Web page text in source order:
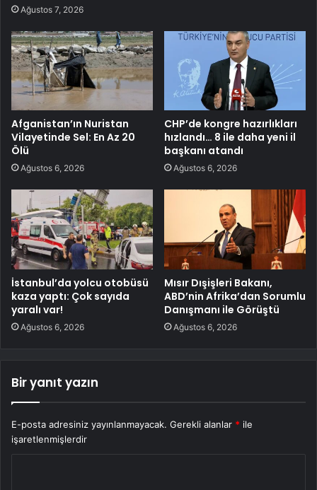
Ağustos 7, 2026
Afganistan’ın Nuristan
Vilayetinde Sel: En Az 20
Ölü
Ağustos 6, 2026
CHP’de kongre hazırlıkları
hızlandı… 8 ile daha yeni il
başkanı atandı
Ağustos 6, 2026
İstanbul’da yolcu otobüsü
kaza yaptı: Çok sayıda
yaralı var!
Ağustos 6, 2026
Mısır Dışişleri Bakanı,
ABD’nin Afrika’dan Sorumlu
Danışmanı ile Görüştü
Ağustos 6, 2026
Bir yanıt yazın
E-posta adresiniz yayınlanmayacak. Gerekli alanlar * ile
işaretlenmişlerdir